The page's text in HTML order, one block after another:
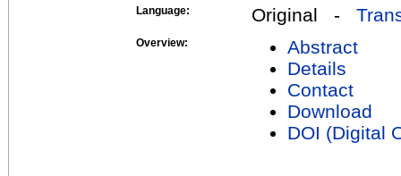
Language:
Original -
Overview:
Abstract
Details
Contact
Download
DOI (Digital